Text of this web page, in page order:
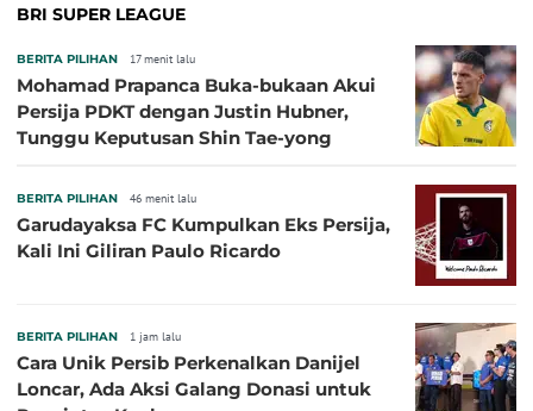
BRI SUPER LEAGUE
BERITA PILIHAN 17 menit lalu
Mohamad Prapanca Buka-bukaan Akui
Persija PDKT dengan Justin Hubner,
Tunggu Keputusan Shin Tae-yong
BERITA PILIHAN 46 menit lalu
Garudayaksa FC Kumpulkan Eks Persija,
Kali Ini Giliran Paulo Ricardo
BERITA PILIHAN 1 jam lalu
Cara Unik Persib Perkenalkan Danijel
Loncar, Ada Aksi Galang Donasi untuk